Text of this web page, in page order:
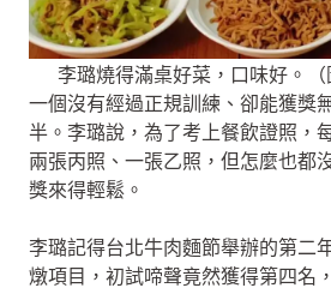
李璐燒得滿桌好菜，口味好。（
一個沒有經過正規訓練、卻能獲獎
半。李璐說，為了考上餐飲證照，
兩張丙照、一張乙照，但怎麼也都
獎來得輕鬆。
李璐記得台北牛肉麵節舉辦的第二
燉項目，初試啼聲竟然獲得第四名